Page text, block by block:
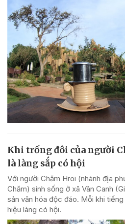
Khi trống đôi của người
là làng sắp có hội
Với người Chăm Hroi (nhánh địa
Chăm) sinh sống ở xã Vân Canh
sản văn hóa độc đáo. Mỗi khi
hiệu làng có hội.